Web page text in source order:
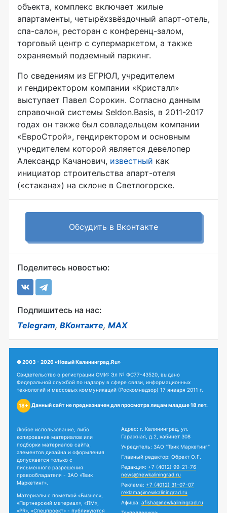
объекта, комплекс включает жилые
апартаменты, четырёхзвёздочный апарт-отель,
спа-салон, ресторан с конференц-залом,
торговый центр с супермаркетом, а также
охраняемый подземный паркинг.
По сведениям из ЕГРЮЛ, учредителем
и гендиректором компании «Кристалл»
выступает Павел Сорокин. Согласно данным
справочной системы Seldon.Basis, в 2011-2017
годах он также был совладельцем компании
«ЕвроСтрой», гендиректором и основным
учредителем которой является девелопер
Александр Качанович, известный как
инициатор строительства апарт-отеля
(«стакана») на склоне в Светлогорске.
Обсудить в Вконтакте
Поделитесь новостью:
Подпишитесь на нас:
Telegram, ВКонтакте, MAX
© 2003 - 2026 «Новый Калининград.Ru»
Свидетельство о регистрации СМИ: Эл № ФС77-43520, выдано
Федеральной службой по надзору в сфере связи, информационных
технологий и массовых коммуникаций (Роскомнадзор) 17 января 2011 г.
18+ Данный сайт не предназначен для просмотра лицам младше 18 лет.
Любое использование, либо
копирование материалов или
подборки материалов сайта,
элементов дизайна и оформления
допускается только с
письменного разрешения
правообладателя - ЗАО «Твик
Маркетинг».
Материалы с пометкой «Бизнес»,
«Партнерский материал», «ПМ»,
«PR», «Спецпроект» - публикуются
Адрес: г. Калининград, ул.
Гаражная, д.2, кабинет 308
Учредитель: ЗАО "Твик Маркетинг"
Главный редактор: Обрехт О.Г.
Редакция: +7 (4012) 99-21-76
news@newkaliningrad.ru
Реклама: +7 (4012) 31-07-07
reklama@newkaliningrad.ru
Афиша: afisha@newkaliningrad.ru